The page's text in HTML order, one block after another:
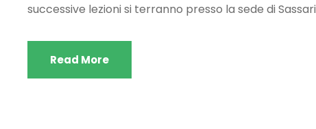
successive lezioni si terranno presso la sede di Sassari
Read More